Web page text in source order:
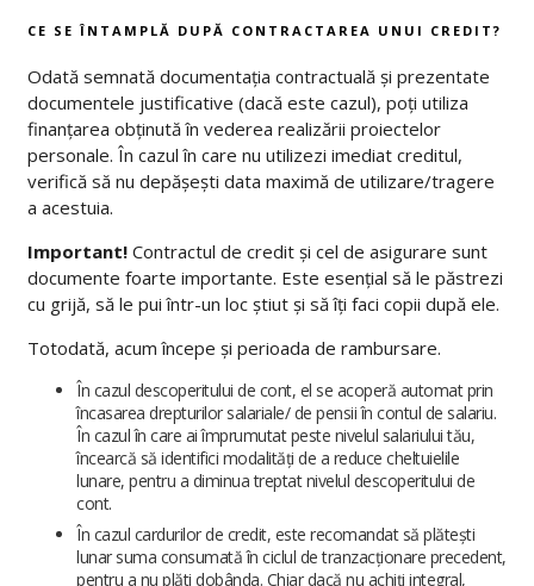
CE SE ÎNTAMPLĂ DUPĂ CONTRACTAREA UNUI CREDIT?
Odată semnată documentația contractuală și prezentate
documentele justificative (dacă este cazul), poți utiliza
finanțarea obținută în vederea realizării proiectelor
personale. În cazul în care nu utilizezi imediat creditul,
verifică să nu depășești data maximă de utilizare/tragere
a acestuia.
Important! Contractul de credit și cel de asigurare sunt
documente foarte importante. Este esențial să le păstrezi
cu grijă, să le pui într-un loc știut și să îți faci copii după ele.
Totodată, acum începe și perioada de rambursare.
În cazul descoperitului de cont, el se acoperă automat prin
încasarea drepturilor salariale/ de pensii în contul de salariu.
În cazul în care ai împrumutat peste nivelul salariului tău,
încearcă să identifici modalități de a reduce cheltuielile
lunare, pentru a diminua treptat nivelul descoperitului de
cont.
În cazul cardurilor de credit, este recomandat să plătești
lunar suma consumată în ciclul de tranzacționare precedent,
pentru a nu plăti dobânda. Chiar dacă nu achiți integral,